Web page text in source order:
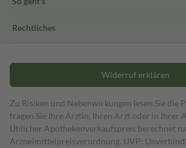
Rechtliches
Widerruf erklären
Zu Risiken und Nebenwirkungen lesen Sie die
fragen Sie Ihre Ärztin, Ihren Arzt oder in Ihrer
Üblicher Apothekenverkaufspreis berechnet
Arzneimittelpreisverordnung. UVP: